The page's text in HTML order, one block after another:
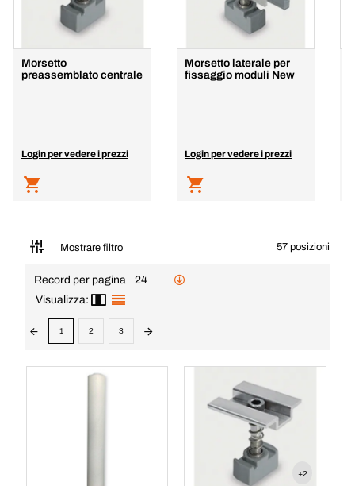
Morsetto
preassemblato centrale
Login per vedere i prezzi
Morsetto laterale per
fissaggio moduli New
Login per vedere i prezzi
Mostrare filtro 57 posizioni
Record per pagina
24
Visualizza:
1 2 3
+2